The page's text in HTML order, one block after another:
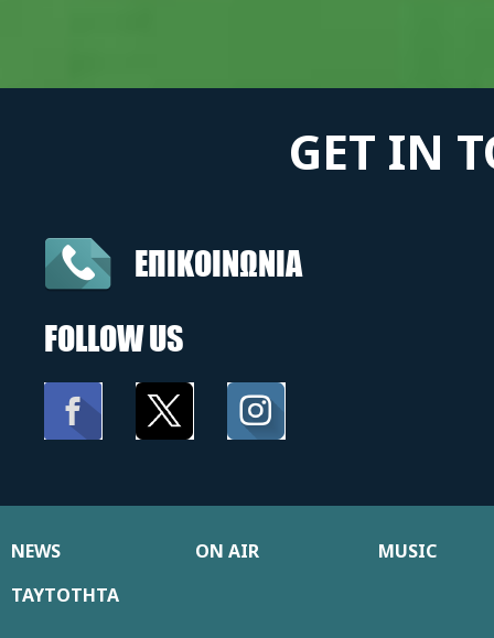
GET IN
ΕΠΙΚΟΙΝΩΝΙΑ
FOLLOW US
NEWS ON AIR
MUSIC
ΤΑΥΤΟΤΗΤΑ